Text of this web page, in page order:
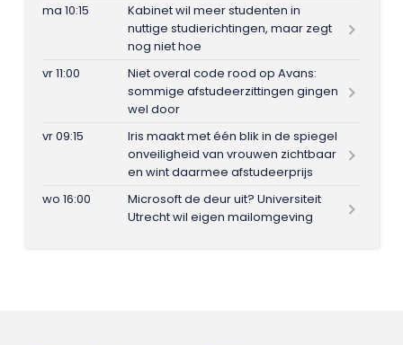
ma 10:15
Kabinet wil meer studenten in
nuttige studierichtingen, maar zegt
nog niet hoe
vr 11:00
Niet overal code rood op Avans:
sommige afstudeerzittingen gingen
wel door
vr 09:15
Iris maakt met één blik in de spiegel
onveiligheid van vrouwen zichtbaar
en wint daarmee afstudeerprijs
wo 16:00
Microsoft de deur uit? Universiteit
Utrecht wil eigen mailomgeving